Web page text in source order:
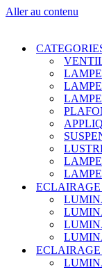
Aller au contenu